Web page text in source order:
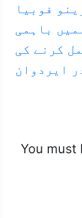
فوبیا
باہمی
کرنے کی
ایردوان
You must